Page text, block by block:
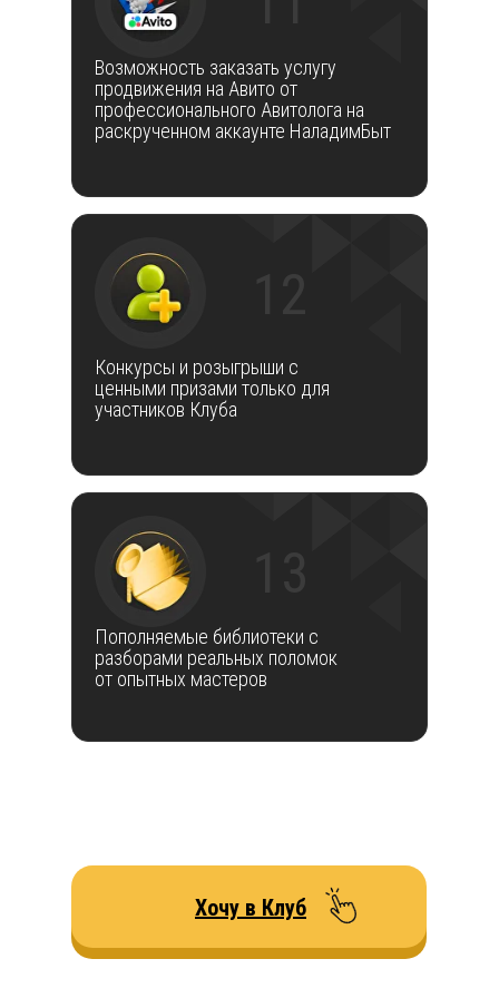
Возможность заказать услугу
продвижения на Авито от
профессионального Авитолога на
раскрученном аккаунте НаладимБыт
Конкурсы и розыгрыши с
ценными призами только для
участников Клуба
Пополняемые библиотеки с
разборами реальных поломок
от опытных мастеров
Хочу в Клуб